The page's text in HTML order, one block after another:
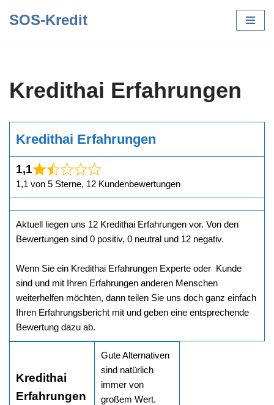
SOS-Kredit
Kredithai Erfahrungen
Kredithai Erfahrungen
1,1
1,1 von 5 Sterne, 12 Kundenbewertungen
Aktuell liegen uns 12 Kredithai Erfahrungen vor. Von den
Bewertungen sind 0 positiv, 0 neutral und 12 negativ.
Wenn Sie ein Kredithai Erfahrungen Experte oder Kunde
sind und mit Ihren Erfahrungen anderen Menschen
weiterhelfen möchten, dann teilen Sie uns doch ganz einfach
Ihren Erfahrungsbericht mit und geben eine entsprechende
Bewertung dazu ab.
Kredithai
Erfahrungen
Gute Alternativen
sind natürlich
immer von
großem Wert.